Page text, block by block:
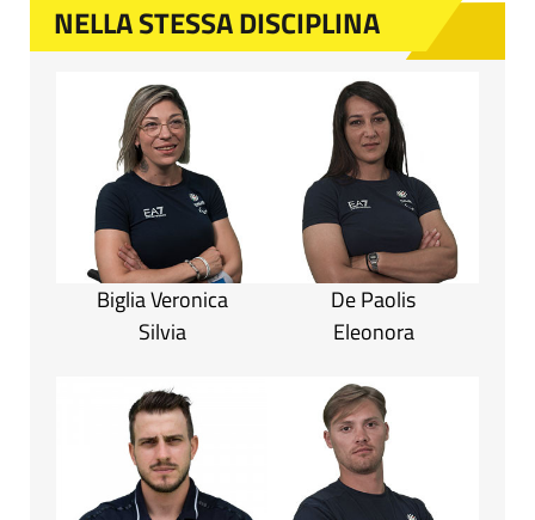
NELLA STESSA DISCIPLINA
Biglia Veronica
Silvia
De Paolis
Eleonora